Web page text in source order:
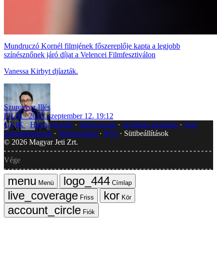
Mundruczó Kornél filmjének főszereplője kapta a legjobb
színésznőnek járó díjat a Velencei Filmfesztiválon
Vanessa Kirbyt djíazták.
Szurovecz Illés
FILM
2020. szeptember 12. 19:12
GYIK
Hibát jelentek Impresszum Javítások kezelése
Jogi
dokumentumok
Médiaajánlat RSS
Sütibeállítások
© 2026 Magyar Jeti Zrt.
Vége
Menü
Címlap
Friss
Kör
Fiók